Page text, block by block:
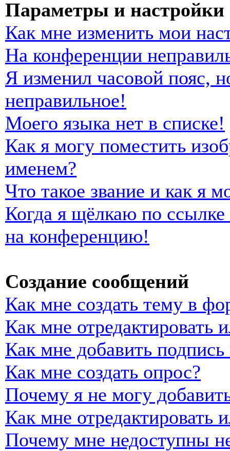
Параметры и настройки
Как мне изменить мои
На конференции
Я изменил часовой пояс,
неправильное!
Моего языка нет в списке!
Как я могу поместить
именем?
Что такое звание и как я
Когда я щёлкаю по
на конференцию!
Создание сообщений
Как мне создать тему в
Как мне отредактировать
Как мне добавить
Как мне создать опрос?
Почему я не могу
Как мне отредактировать
Почему мне недоступны